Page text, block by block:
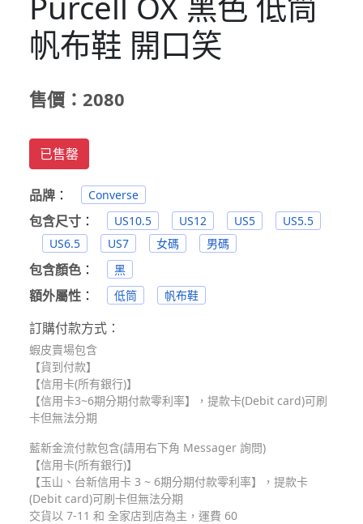
帆布鞋 開口笑
售價：2080
已售罄
品牌 ： Converse
包含尺寸 ： US10.5 US12 US5
US5.5
US6.5
US7 女碼 男碼
包含顏色 ： 黑
額外屬性 ： 低筒 帆布鞋
訂購付款方式：
蝦皮賣場包含
【貨到付款】
【信用卡(所有銀行)】
【信用卡3~6期分期付款零利率】，提款卡(Debit card)可刷
卡但無法分期
藍新金流付款包含(請用右下角 Messager 詢問)
【信用卡(所有銀行)】
【玉山、台新信用卡 3 ~ 6期分期付款零利率】，提款卡
(Debit card)可刷卡但無法分期
交貨以 7-11 和 全家店到店為主，運費 60